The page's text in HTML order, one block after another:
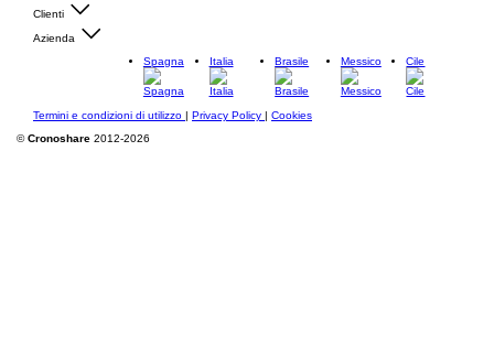
Clienti
Azienda
Spagna
Italia Brasile Messico Cile
Termini e condizioni di utilizzo | Privacy Policy | Cookies
©Cronoshare 2012-2026